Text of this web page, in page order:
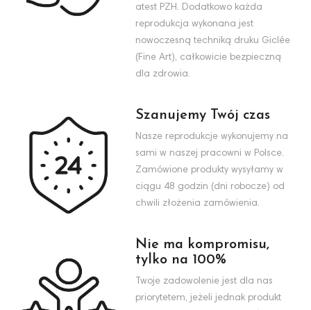
atest PZH. Dodatkowo każda
reprodukcja wykonana jest
nowoczesną techniką druku Giclée
(Fine Art), całkowicie bezpieczną
dla zdrowia.
Szanujemy Twój czas
Nasze reprodukcje wykonujemy na
sami w naszej pracowni w Polsce.
Zamówione produkty wysyłamy w
ciągu 48 godzin (dni robocze) od
chwili złożenia zamówienia.
Nie ma kompromisu,
tylko na 100%
Twoje zadowolenie jest dla nas
priorytetem, jeżeli jednak produkt